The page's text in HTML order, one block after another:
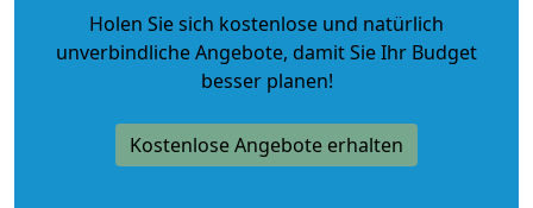
Holen Sie sich kostenlose und natürlich
unverbindliche Angebote, damit Sie Ihr Budget
besser planen!
Kostenlose Angebote erhalten